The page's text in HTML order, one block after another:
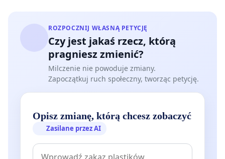
ROZPOCZNIJ WŁASNĄ PETYCJĘ
Czy jest jakaś rzecz, którą
pragniesz zmienić?
Milczenie nie powoduje zmiany.
Zapoczątkuj ruch społeczny, tworząc petycję.
Opisz zmianę, którą chcesz zobaczyć
Zasilane przez AI